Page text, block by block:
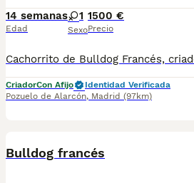
14 semanas
Edad
1
Sexo
1500 €
Precio
CriadorCon Afijo
Identidad Verificada
Pozuelo de Alarcón, Madrid (97km)
Bulldog francés